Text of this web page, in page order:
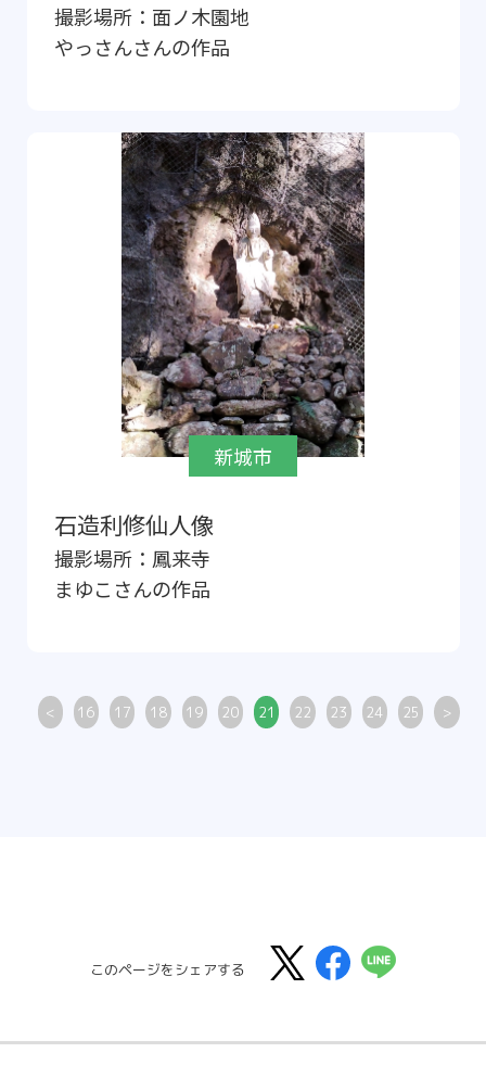
撮影場所： 面ノ木園地
やっさんさんの作品
新城市
石造利修仙人像
撮影場所： 鳳来寺
まゆこ さんの作品
< 16 17 18 19 20 21 22 23 24 25 >
このページをシェアする